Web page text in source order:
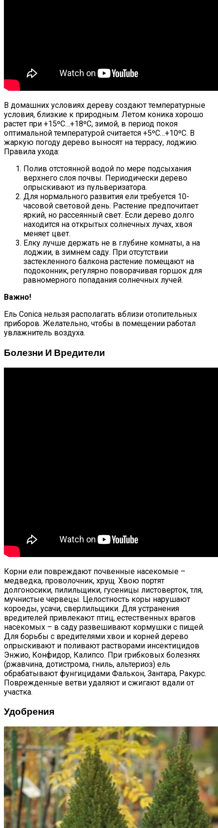
В домашних условиях дереву создают температурные
условия, близкие к природным. Летом коника хорошо
растет при +15ºС…+18ºС, зимой, в период покоя
оптимальной температурой считается +5ºС…+10ºС. В
жаркую погоду дерево выносят на террасу, лоджию.
Правила ухода:
Полив отстоянной водой по мере подсыхания
верхнего слоя почвы. Периодически дерево
опрыскивают из пульверизатора.
Для нормального развития ели требуется 10-
часовой световой день. Растение предпочитает
яркий, но рассеянный свет. Если дерево долго
находится на открытых солнечных лучах, хвоя
меняет цвет.
Елку лучше держать не в глубине комнаты, а на
лоджии, в зимнем саду. При отсутствии
застекленного балкона растение помещают на
подоконник, регулярно поворачивая горшок для
равномерного попадания солнечных лучей.
Важно!
Ель Conica нельзя располагать вблизи отопительных
приборов. Желательно, чтобы в помещении работал
увлажнитель воздуха.
Болезни И Вредители
Корни ели повреждают почвенные насекомые –
медведка, проволочник, хрущ. Хвою портят
долгоносики, пилильщики, гусеницы листоверток, тля,
мучнистые червецы. Целостность коры нарушают
короеды, усачи, сверлильщики. Для устранения
вредителей привлекают птиц, естественных врагов
насекомых – в саду развешивают кормушки с пищей.
Для борьбы с вредителями хвои и корней дерево
опрыскивают и поливают растворами инсектицидов
Энжио, Конфидор, Калипсо. При грибковых болезнях
(ржавчина, дотистрома, гниль, альтериоз) ель
обрабатывают фунгицидами Фалькон, Зантара, Ракурс.
Поврежденные ветви удаляют и сжигают вдали от
участка.
Удобрения